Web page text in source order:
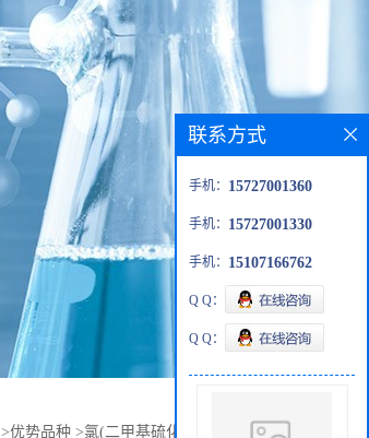
>优势品种 >氯(二甲基硫化)金(I)29892-37-3
联系方式
手机： 15727001360
手机： 15727001330
手机： 15107166762
Q Q：
Q Q：